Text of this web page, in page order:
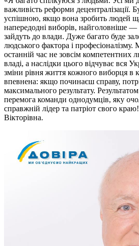
важливість реформи децентралізації.
успішною, якщо вона зробить людей
напередодні виборів, найголовніше —
зайдуть до влади. Дуже багато буде
людського фактора і
останній час не зовсім компетентних
владі, а наслідки цього відчуває вся
зміни рівня життя кожного виборця в
впевнена: якщо починаєш справу,
максимального результату.
перемога команди однодумців, яку
справжній лідер та патріот свого
Вікторівна.